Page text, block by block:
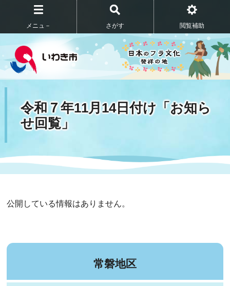
メニュ－ さがす 閲覧補助
令和７年11月14日付け「お知ら
せ回覧」
公開している情報はありません。
常磐地区